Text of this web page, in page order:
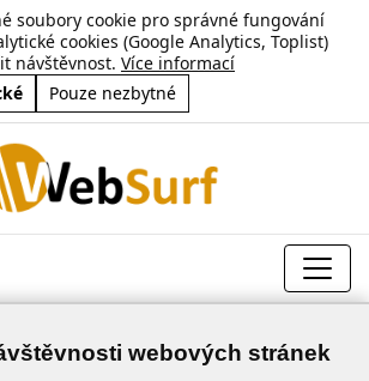
soubory cookie pro správné fungování
cookies (Google Analytics, Toplist)
návštěvnost. Více informací
Pouze nezbytné
webových stránek